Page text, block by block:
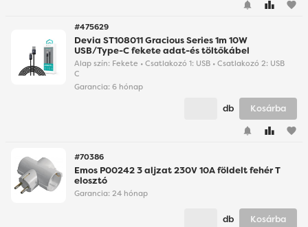
favorite
#475629
Devia ST108011 Gracious Series 1m 10W
USB/Type-C fekete adat-és töltőkábel
Alap szín: Fekete • Csatlakozó 1: USB • Csatlakozó 2: USB
C
Garancia: 6 hónap
favorite
db Kosárba
#70386
Emos P00242 3 aljzat 230V 10A földelt fehér T
elosztó
Garancia: 24 hónap
db Kosárba